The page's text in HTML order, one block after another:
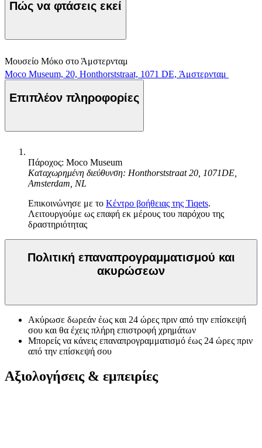
Πώς να φτάσεις εκεί
Μουσείο Μόκο στο Άμστερνταμ
Moco Museum, 20, Honthorststraat, 1071 DE, Άμστερνταμ
Επιπλέον πληροφορίες
Πάροχος: Moco Museum
Καταχωρημένη διεύθυνση: Honthorststraat 20, 1071DE,
Amsterdam, NL
Επικοινώνησε με το Κέντρο βοήθειας της Tiqets.
Λειτουργούμε ως επαφή εκ μέρους του παρόχου της
δραστηριότητας
Πολιτική επαναπρογραμματισμού και
ακυρώσεων
Ακύρωσε δωρεάν έως και 24 ώρες πριν από την επίσκεψή
σου και θα έχεις πλήρη επιστροφή χρημάτων
Μπορείς να κάνεις επαναπρογραμματισμό έως 24 ώρες πριν
από την επίσκεψή σου
Αξιολογήσεις & εμπειρίες